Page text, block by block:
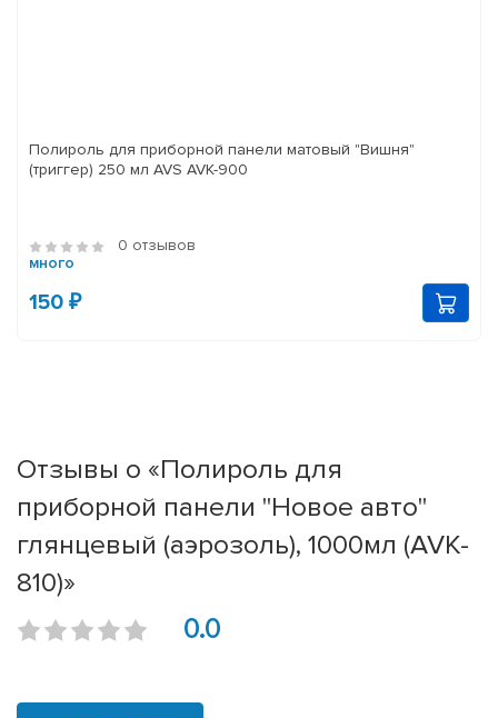
Полироль для приборной панели матовый "Вишня"
(триггер) 250 мл AVS AVK-900
0 отзывов
много
150 ₽
Отзывы о «Полироль для
приборной панели "Новое авто"
глянцевый (аэрозоль), 1000мл (AVK-
810)»
0.0